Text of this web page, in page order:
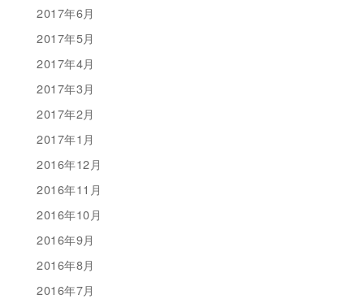
2017年6月
2017年5月
2017年4月
2017年3月
2017年2月
2017年1月
2016年12月
2016年11月
2016年10月
2016年9月
2016年8月
2016年7月